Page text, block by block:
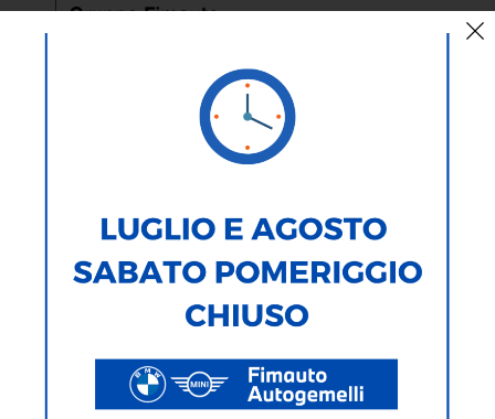
BIG LOVE FOR THE PLANET -
MINI & PLASTIC FREE
Cinque parole che raccontano il nostro percorso perridurre la CO2
nei processi produttivi e diventare un brand totalmente elettrico
Un percorso che ci porta alla continua ricerca di partner che
Trasferendo questi valori in un impegno concreto anche sul
territorio, lavorando al fianco dei volontari e la community di MINI